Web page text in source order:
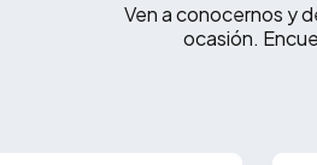
Ven a conocernos y
ocasión.